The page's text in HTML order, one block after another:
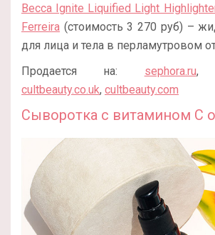
Becca Ignite Liquified Light
Ferreira (стоимость 3 270 руб) –
для лица и тела в перламутровом
Продается на: sephora.ru
cultbeauty.co.uk, cultbeauty.com
Сыворотка с витамином С